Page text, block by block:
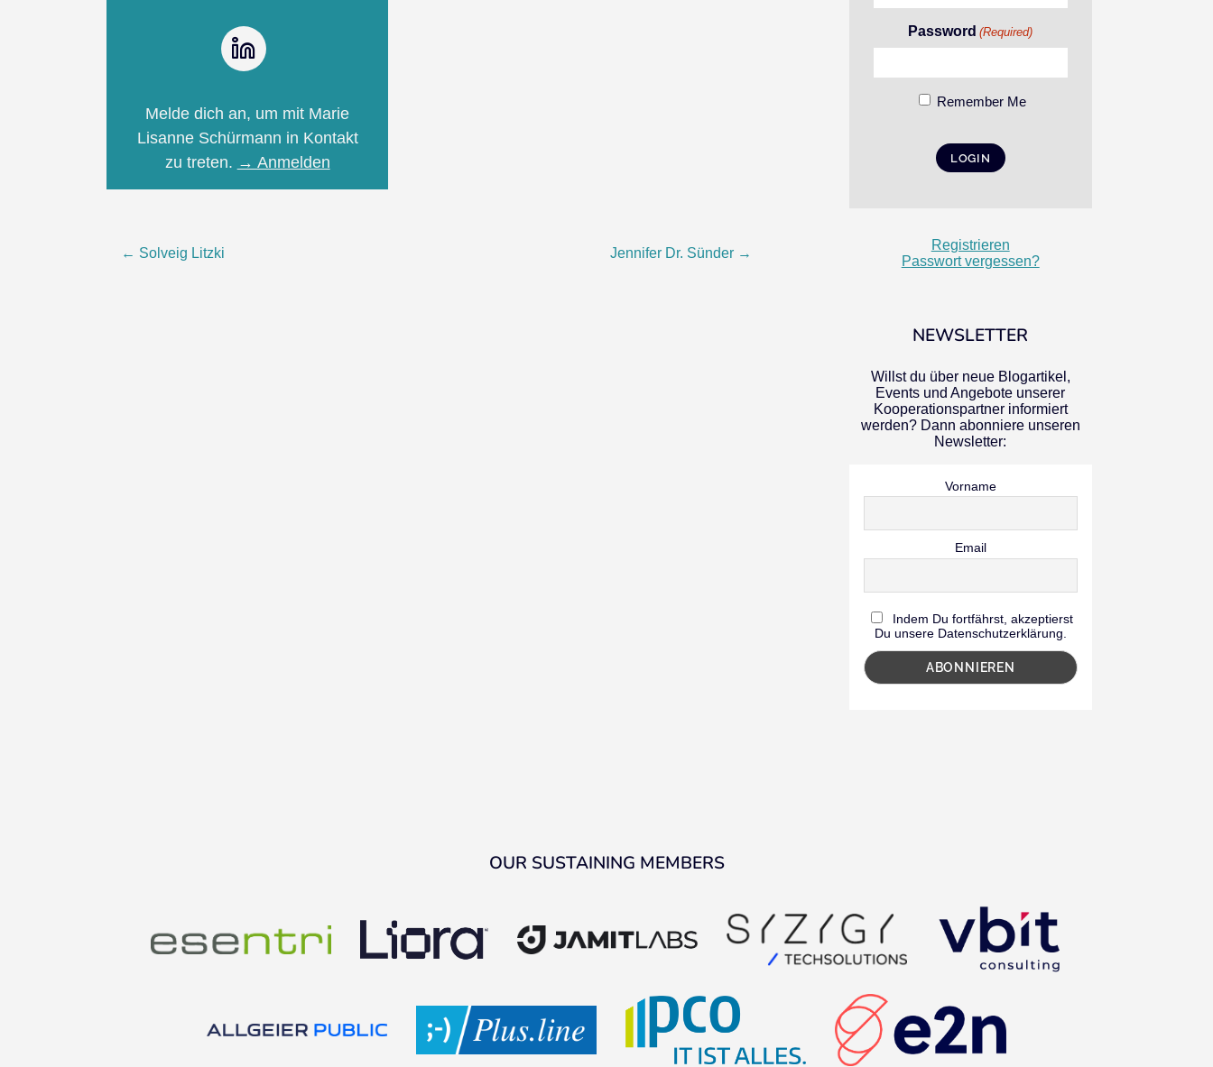
Melde dich an, um mit Marie
Lisanne Schürmann in Kontakt
zu treten. → Anmelden
Post
← Solveig Litzki Jennifer Dr. Sünder →
Password (Required)
Remember Me
Registrieren
Passwort vergessen?
NEWSLETTER
Willst du über neue Blogartikel,
Events und Angebote unserer
Kooperationspartner informiert
werden? Dann abonniere unseren
Newsletter:
Vorname
Email
Indem Du fortfährst, akzeptierst
Du unsere Datenschutzerklärung.
OUR SUSTAINING MEMBERS